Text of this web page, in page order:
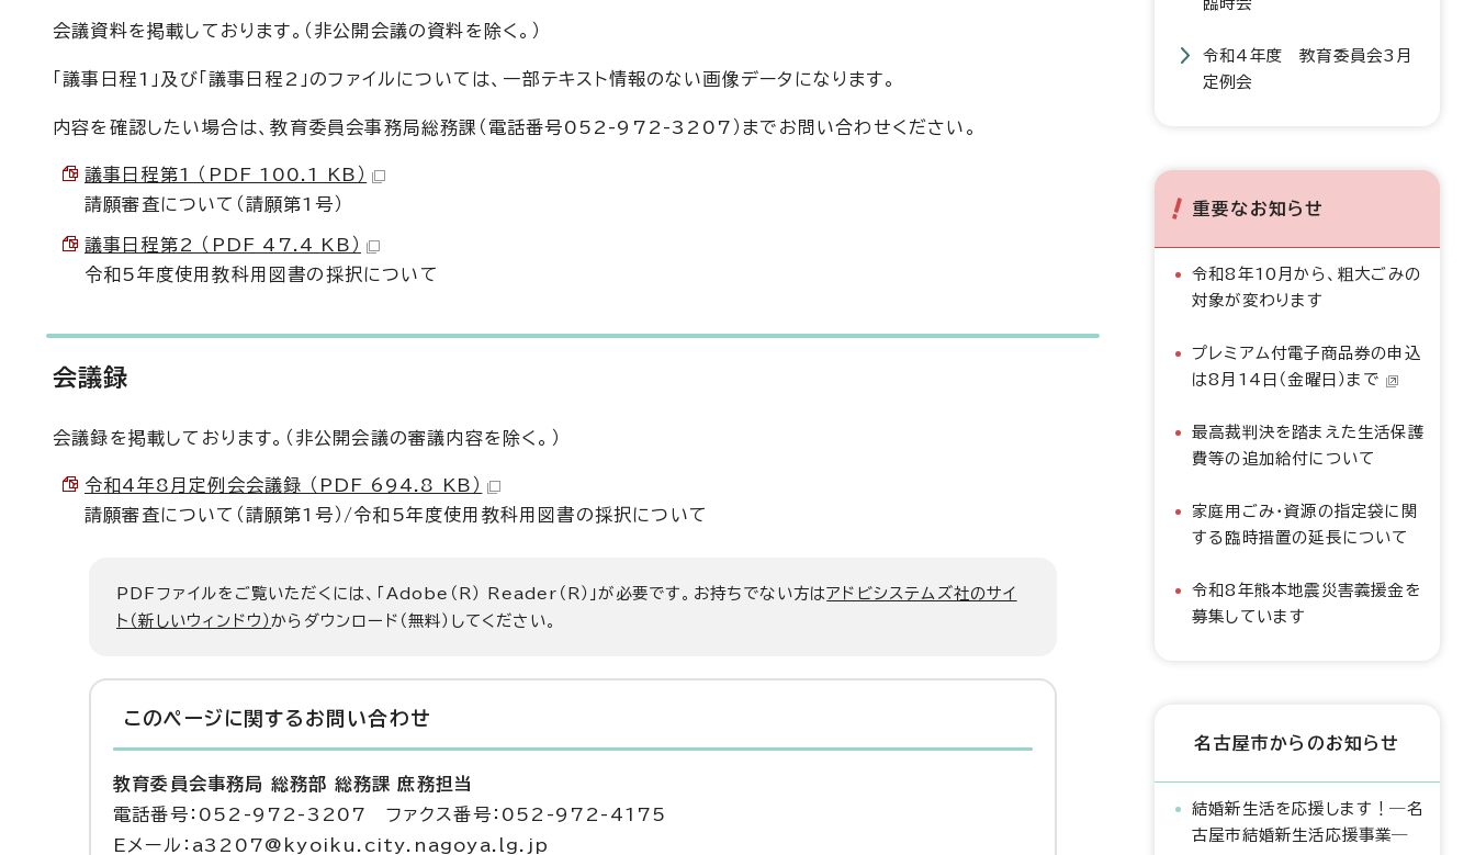
会議資料を掲載しております。（非公開会議の資料を除く。）
「議事日程1」及び「議事日程2」のファイルについては、一部テキスト情報のない画像データになります。
内容を確認したい場合は、教育委員会事務局総務課（電話番号052-972-3207）までお問い合わせください。
議事日程第1 （PDF 100.1 KB）
請願審査について（請願第1号）
議事日程第2 （PDF 47.4 KB）
令和5年度使用教科用図書の採択について
会議録
会議録を掲載しております。（非公開会議の審議内容を除く。）
令和4年8月定例会会議録 （PDF 694.8 KB）
請願審査について（請願第1号）/令和5年度使用教科用図書の採択について
PDFファイルをご覧いただくには、「Adobe（R） Reader（R）」が必要です。お持ちでない方はアドビシステムズ社のサイ
ト（新しいウィンドウ）からダウンロード（無料）してください。
このページに関する お問い合わせ
教育委員会事務局 総務部 総務課 庶務担当
電話番号：052-972-3207 ファクス番号：052-972-4175
Eメール：a3207@kyoiku.city.nagoya.lg.jp
令和4年度 教育委員会3月
定例会
重要なお知らせ
令和8年10月から、粗大ごみの
対象が変わります
プレミアム付電子商品券の申込
は8月14日（金曜日）まで
最高裁判決を踏まえた生活保護
費等の追加給付について
家庭用ごみ・資源の指定袋に関
する臨時措置の延長について
令和8年熊本地震災害義援金を
募集しています
名古屋市からのお知らせ
結婚新生活を応援します！―名
古屋市結婚新生活応援事業―